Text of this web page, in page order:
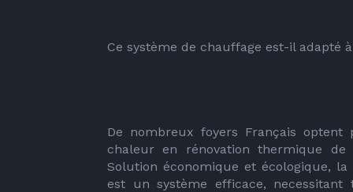
Ce système de chauffage est-il adapté
De nombreux foyers Français optent
chaleur en rénovation thermique de
Solution économique et écologique,
est un système efficace, necessitant